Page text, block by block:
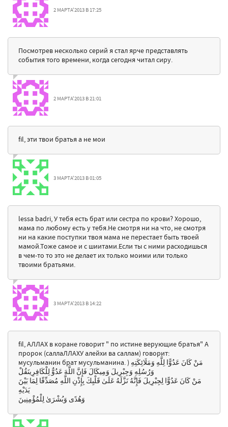
2 МАРТА'2013 В 17:25
Посмотрев несколько серий я стал ярче представлять
события того времени, когда сегодня читал сиру.
2 МАРТА'2013 В 21:01
fil, эти твои братья а не мои
3 МАРТА'2013 В 01:05
lessa badri, У тебя есть брат или сестра по крови? Хорошо,
мама по любому есть у тебя.Не смотря ни на что, не смотря
ни на какие поступки твоя мама не перестает быть твоей
мамой.Тоже самое и с шиитами.Если ты с ними расходишься
в чем-то то это не делает их только моими или только
твоими братьями.
3 МАРТА'2013 В 14:22
fil, АЛЛАХ в коране говорит " по истине верующие братья" А
пророк (саллаЛЛАХУ алейхи ва саллам) говорит:
мусульманин брат мусульманина. ) مَنْ كَانَ عَدُوًّا لِلَّهِ وَمَلَائِكَتِهِ
وَرُسُلِهِ وَجِبْرِيلَ وَمِيكَالَ فَإِنَّ اللَّهَ عَدُوٌّ لِلْكَافِرِينَقُلْ
مَنْ كَانَ عَدُوًّا لِجِبْرِيلَ فَإِنَّهُ نَزَّلَهُ عَلَىٰ قَلْبِكَ بِإِذْنِ اللَّهِ مُصَدِّقًا لِمَا بَيْنَ
يَدَيْهِ
وَهُدًى وَبُشْرَىٰ لِلْمُؤْمِنِينَ